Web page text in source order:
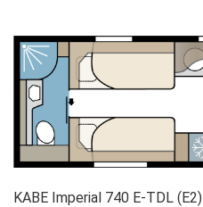
KABE Imperial 740 E-TDL (E2)